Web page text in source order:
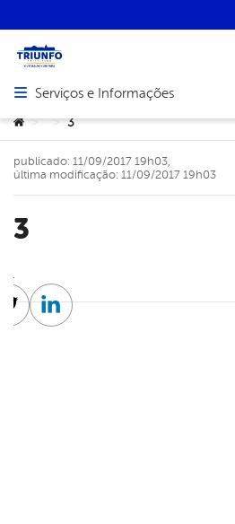
Abrir menu principal de navegação
Serviços e Informações
Você está aqui:
> > 3
3
publicado: 11/09/2017 19h03,
última modificação: 11/09/2017 19h03
TwitterLinkedin